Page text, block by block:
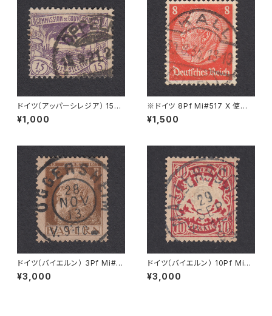
ドイツ（アッパーシレジア） 15Pf
Mi#17 使用済み切手｜OPPEL
N 15.9.1921
¥1,000
※ドイツ 8Pf Mi#517 X 使用
済み切手｜KALL 30.8.1935
¥1,500
ドイツ（バイエルン） 3Pf Mi#7
6 使用済み切手｜OGGERSHE
IM 28.NOV.1913
¥3,000
ドイツ（バイエルン） 10Pf Mi#5
6 B 使用済み切手｜MALLERS
DORF 29.SEP.1898
¥3,000